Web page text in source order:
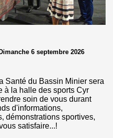
Dimanche 6 septembre 2026
Santé du Bassin Minier sera
à la halle des sports Cyr
soin de vous durant
d'informations,
démonstrations sportives,
satisfaire...!